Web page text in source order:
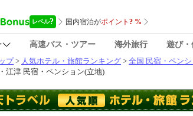
高速バス・ツアー 海外旅行 遊び・
プ> 人気ホテル・旅館ランキング > 全国 民宿・ペン
江津 民宿・ペンション(立地)